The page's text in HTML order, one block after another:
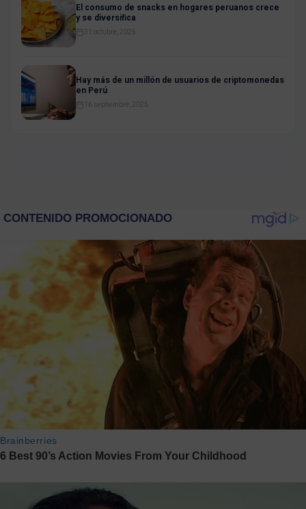
El consumo de snacks en hogares peruanos crece
y se diversifica
31 octubre, 2025
Hay más de un millón de usuarios de criptomonedas
en Perú
16 septiembre, 2025